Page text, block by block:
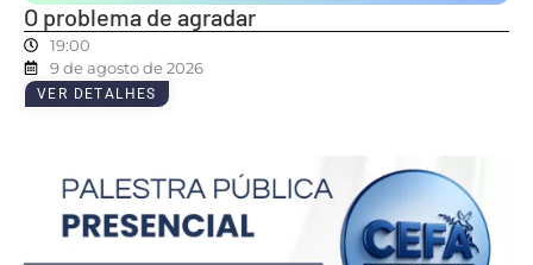
O problema de agradar
19:00
9 de agosto de 2026
VER DETALHES